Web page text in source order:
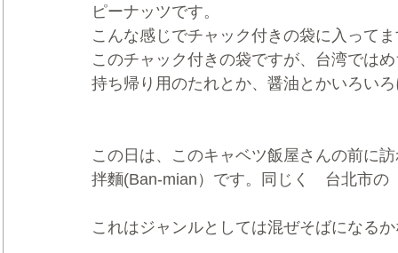
ピーナッツです。
こんな感じでチャック付きの袋に入って
このチャック付きの袋ですが、台湾では
持ち帰り用のたれとか、醤油とかいろい
この日は、このキャベツ飯屋さんの前に
拌麵(Ban-mian）です。同じく　台北市の
これはジャンルとしては混ぜそばになる